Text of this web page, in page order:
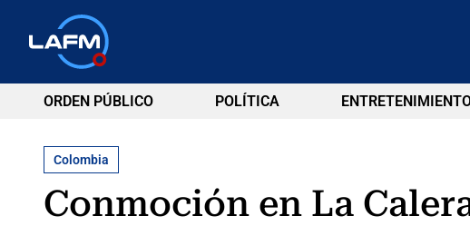
ORDEN PÚBLICO POLÍTICA
Colombia
Conmoción en La